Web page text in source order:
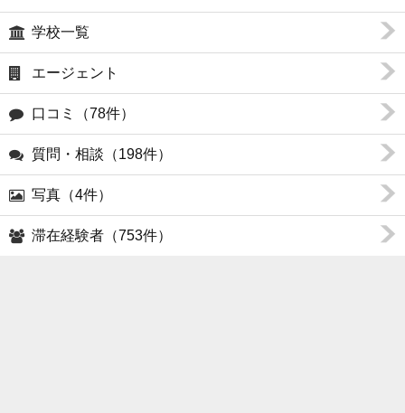
学校一覧
エージェント
口コミ（78件）
質問・相談（198件）
写真（4件）
滞在経験者（753件）